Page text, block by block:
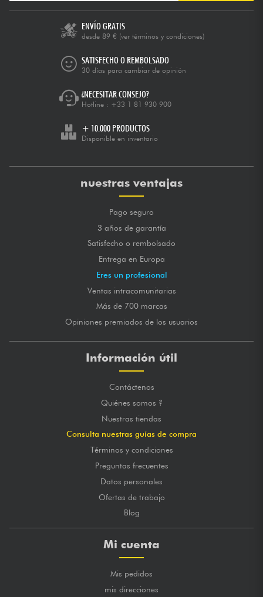
ENVÍO GRATIS
desde 89 € (ver términos y condiciones)
SATISFECHO O REMBOLSADO
30 días para cambiar de opinión
¿NECESITAR CONSEJO?
Hotline : +33 1 81 930 900
+ 10.000 PRODUCTOS
Disponible en inventario
nuestras ventajas
Pago seguro
3 años de garantía
Satisfecho o rembolsado
Entrega en Europa
Eres un profesional
Ventas intracomunitarias
Más de 700 marcas
Opiniones premiados de los usuarios
Información útil
Contáctenos
Quiénes somos ?
Nuestras tiendas
Consulta nuestras guías de compra
Términos y condiciones
Preguntas frecuentes
Datos personales
Ofertas de trabajo
Blog
Mi cuenta
Mis pedidos
mis direcciones